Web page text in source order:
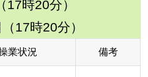
17時20分）
17時20分）
業状況 備考